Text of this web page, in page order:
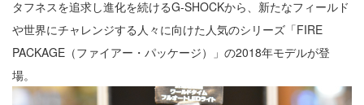
タフネスを追求し進化を続けるG-SHOCKから、新たなフィールド
や世界にチャレンジする人々に向けた人気のシリーズ「FIRE
PACKAGE（ファイアー・パッケージ）」の2018年モデルが登
場。